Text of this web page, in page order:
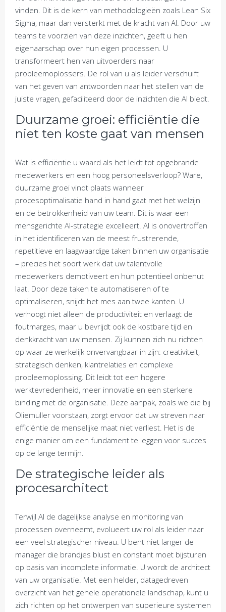
vinden. Dit is de kern van methodologieën zoals Lean Six
Sigma, maar dan versterkt met de kracht van AI. Door uw
teams te voorzien van deze inzichten, geeft u hen
eigenaarschap over hun eigen processen. U
transformeert hen van uitvoerders naar
probleemoplossers. De rol van u als leider verschuift
van het geven van antwoorden naar het stellen van de
juiste vragen, gefaciliteerd door de inzichten die AI biedt.
Duurzame groei: efficiëntie die
niet ten koste gaat van mensen
Wat is efficiëntie u waard als het leidt tot opgebrande
medewerkers en een hoog personeelsverloop? Ware,
duurzame groei vindt plaats wanneer
procesoptimalisatie hand in hand gaat met het welzijn
en de betrokkenheid van uw team. Dit is waar een
mensgerichte AI-strategie excelleert. AI is onovertroffen
in het identificeren van de meest frustrerende,
repetitieve en laagwaardige taken binnen uw organisatie
– precies het soort werk dat uw talentvolle
medewerkers demotiveert en hun potentieel onbenut
laat. Door deze taken te automatiseren of te
optimaliseren, snijdt het mes aan twee kanten. U
verhoogt niet alleen de productiviteit en verlaagt de
foutmarges, maar u bevrijdt ook de kostbare tijd en
denkkracht van uw mensen. Zij kunnen zich nu richten
op waar ze werkelijk onvervangbaar in zijn: creativiteit,
strategisch denken, klantrelaties en complexe
probleemoplossing. Dit leidt tot een hogere
werktevredenheid, meer innovatie en een sterkere
binding met de organisatie. Deze aanpak, zoals we die bij
Oliemuller voorstaan, zorgt ervoor dat uw streven naar
efficiëntie de menselijke maat niet verliest. Het is de
enige manier om een fundament te leggen voor succes
op de lange termijn.
De strategische leider als
procesarchitect
Terwijl AI de dagelijkse analyse en monitoring van
processen overneemt, evolueert uw rol als leider naar
een veel strategischer niveau. U bent niet langer de
manager die brandjes blust en constant moet bijsturen
op basis van incomplete informatie. U wordt de architect
van uw organisatie. Met een helder, datagedreven
overzicht van het gehele operationele landschap, kunt u
zich richten op het ontwerpen van superieure systemen